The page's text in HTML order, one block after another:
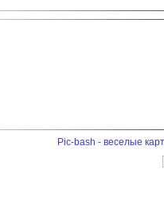
Pic-bash - веселые